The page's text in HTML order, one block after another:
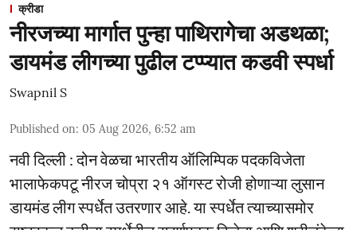
क्रीडा
नीरजच्या मार्गात पुन्हा पाथिरागेचा अडथळा;
डायमंड लीगच्या पुढील टप्प्यात कडवी स्पर्धा
Swapnil S
Published on: 05 Aug 2026, 6:52 am
नवी दिल्ली : दोन वेळचा भारतीय ऑलिम्पिक पदकविजेता
भालाफेकपटू नीरज चोप्रा २१ ऑगस्ट रोजी होणाऱ्या लुसान
डायमंड लीग स्पर्धेत उतरणार आहे. या स्पर्धेत त्याच्यासमोर